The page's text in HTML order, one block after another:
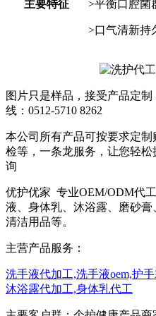
主要特征 >平衡口腔菌
>口气清新持
图片只是样品，接受产品定
线：0512-5710 8262
本公司所有产品可按要求定
检等，一条龙服务，让您轻
询
优护优家 专业OEM/ODM代
液、身体乳、沐浴露、磨砂
清洁用品等。
主营产品服务：
洗手液代加工,洗手液oem,护
沐浴露代加工,身体乳代工